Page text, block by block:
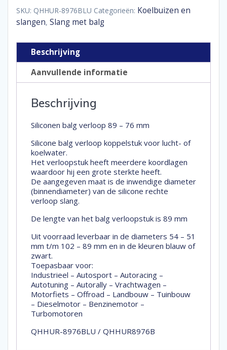
-
76
aantal
SKU: QHHUR-8976BLU Categorieën: Koelbuizen en
slangen, Slang met balg
Beschrijving
Aanvullende informatie
Beschrijving
Siliconen balg verloop 89 – 76 mm
Silicone balg verloop koppelstuk voor lucht- of
koelwater.
Het verloopstuk heeft meerdere koordlagen
waardoor hij een grote sterkte heeft.
De aangegeven maat is de inwendige diameter
(binnendiameter) van de silicone rechte
verloop slang.
De lengte van het balg verloopstuk is 89 mm
Uit voorraad leverbaar in de diameters 54 – 51
mm t/m 102 – 89 mm en in de kleuren blauw of
zwart.
Toepasbaar voor:
Industrieel – Autosport – Autoracing –
Autotuning – Autorally – Vrachtwagen –
Motorfiets – Offroad – Landbouw – Tuinbouw
– Dieselmotor – Benzinemotor –
Turbomotoren
QHHUR-8976BLU / QHHUR8976B